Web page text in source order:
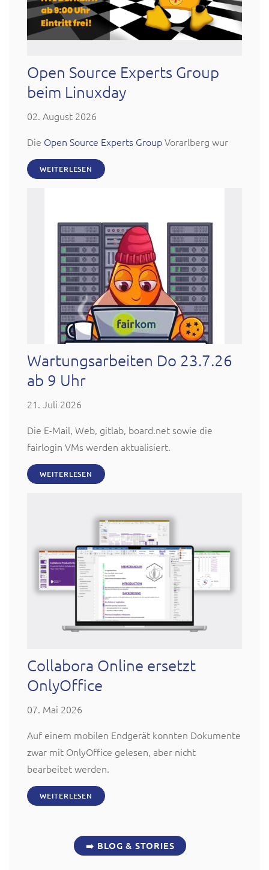
Open Source Experts Group
beim Linuxday
02. August 2026
Die Open Source Experts GroupVorarlberg wur
WEITERLESEN
Wartungsarbeiten Do 23.7.26
ab 9 Uhr
21. Juli 2026
Die E-Mail, Web, gitlab, board.net sowie die
fairlogin VMs werden aktualisiert.
WEITERLESEN
Collabora Online ersetzt
OnlyOffice
07. Mai 2026
Auf einem mobilen Endgerät konnten Dokumente
zwar mit OnlyOffice gelesen, aber nicht
bearbeitet werden.
WEITERLESEN
➡️ BLOG & STORIES